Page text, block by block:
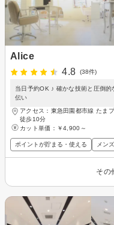
Alice
4.8
(38件)
当日予約OK ♪ 確かな技術と圧倒
伝い
アクセス：東急田園都市線 たま
徒歩10分
カット単価： ￥4,900～
ポイントが貯まる・使える メン
その